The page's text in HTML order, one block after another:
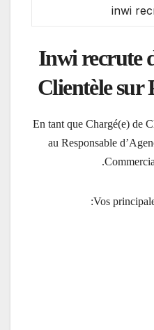
inwi
Inwi recrute
Clientèle sur
En tant que Chargé(e) de
au Responsable
Vos